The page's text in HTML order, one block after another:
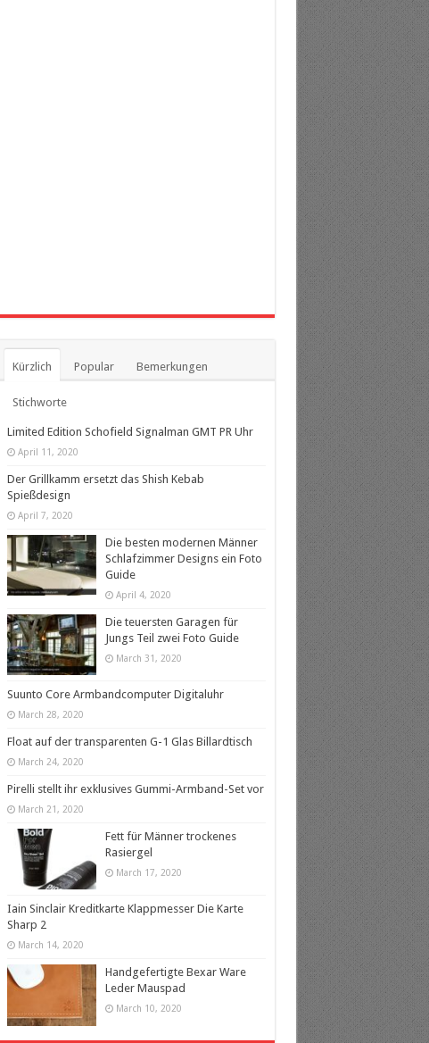
Kürzlich Popular Bemerkungen
Stichworte
Limited Edition Schofield Signalman GMT PR Uhr
April 11, 2020
Der Grillkamm ersetzt das Shish Kebab
Spießdesign
April 7, 2020
Die besten modernen Männer
Schlafzimmer Designs ein Foto
Guide
April 4, 2020
Die teuersten Garagen für
Jungs Teil zwei Foto Guide
March 31, 2020
Suunto Core Armbandcomputer Digitaluhr
March 28, 2020
Float auf der transparenten G-1 Glas Billardtisch
March 24, 2020
Pirelli stellt ihr exklusives Gummi-Armband-Set vor
March 21, 2020
Fett für Männer trockenes
Rasiergel
March 17, 2020
Iain Sinclair Kreditkarte Klappmesser Die Karte
Sharp 2
March 14, 2020
Handgefertigte Bexar Ware
Leder Mauspad
March 10, 2020